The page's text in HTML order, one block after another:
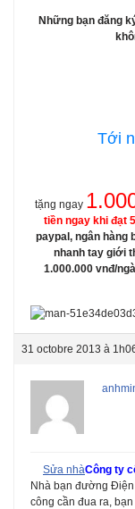
Những bạn đăng
Tới
tặng ngay
tiền ngay khi đạt
paypal, ngân hàng
nhanh tay giới
1.000.000 vnđ/
31 octobre 2013 à
Sửa nhàCông ty
Nhà bạn đường
công cần đua ra,